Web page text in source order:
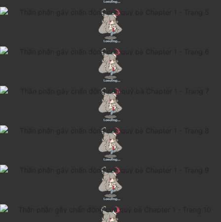
Hệ Thống
Lịch Sử
Ngôn Tình
Truyện AI
Trùng Sinh
Tu Tiên